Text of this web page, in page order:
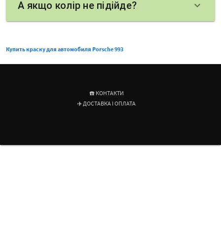
А якщо колір не підійде? keyboard_arrow_down
Купить краску для автомобиля Porsche 993
☎️ КОНТАКТИ
✈️ ДОСТАВКА І ОПЛАТА